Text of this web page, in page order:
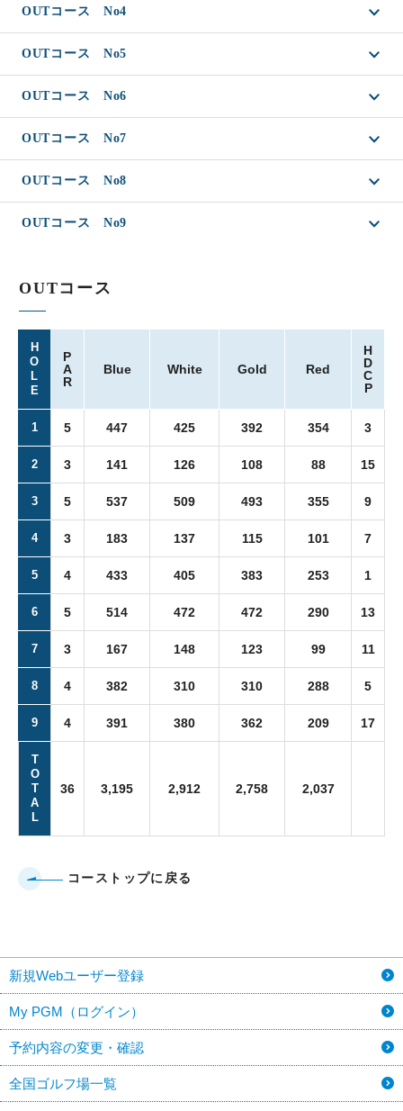
OUTコース No4
OUTコース No5
OUTコース No6
OUTコース No7
OUTコース No8
OUTコース No9
OUTコース
H
O
L
E
P
A
R
Blue White Gold Red
H
D
C
P
1 5 447 425 392 354 3
2 3 141 126 108 88 15
3 5 537 509 493 355 9
4 3 183 137 115 101 7
5 4 433 405 383 253 1
6 5 514 472 472 290 13
7 3 167 148 123 99 11
8 4 382 310 310 288 5
9 4 391 380 362 209 17
T
O
T
A
L
36 3,195 2,912 2,758 2,037
コーストップに戻る
新規Webユーザー登録
My PGM（ログイン）
予約内容の変更・確認
全国ゴルフ場一覧